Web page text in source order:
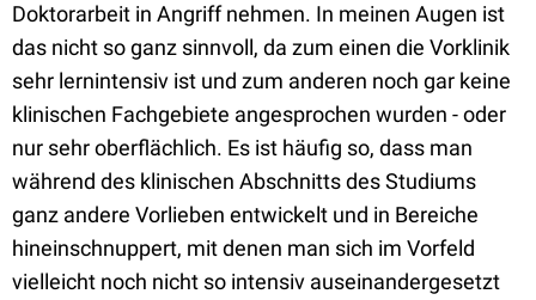
Doktorarbeit in Angriff nehmen. In meinen Augen ist
das nicht so ganz sinnvoll, da zum einen die Vorklinik
sehr lernintensiv ist und zum anderen noch gar keine
klinischen Fachgebiete angesprochen wurden - oder
nur sehr oberflächlich. Es ist häufig so, dass man
während des klinischen Abschnitts des Studiums
ganz andere Vorlieben entwickelt und in Bereiche
hineinschnuppert, mit denen man sich im Vorfeld
vielleicht noch nicht so intensiv auseinandergesetzt